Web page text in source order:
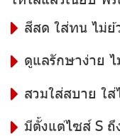
สีสด ใส่ทน ไม่ย้
ดูแลรักษาง่าย
สวมใส่สบาย ใ
มีตั้งแต่ไซส์ S ถึ